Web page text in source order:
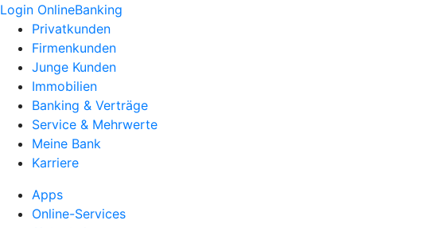
Login OnlineBanking
Privatkunden
Firmenkunden
Junge Kunden
Immobilien
Banking & Verträge
Service & Mehrwerte
Meine Bank
Karriere
Apps
Online-Services